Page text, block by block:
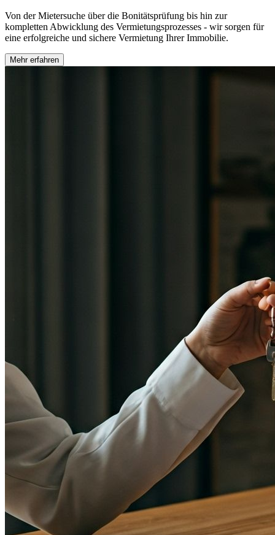
Von der Mietersuche über die Bonitätsprüfung bis hin zur
kompletten Abwicklung des Vermietungsprozesses - wir sorgen für
eine erfolgreiche und sichere Vermietung Ihrer Immobilie.
Mehr erfahren